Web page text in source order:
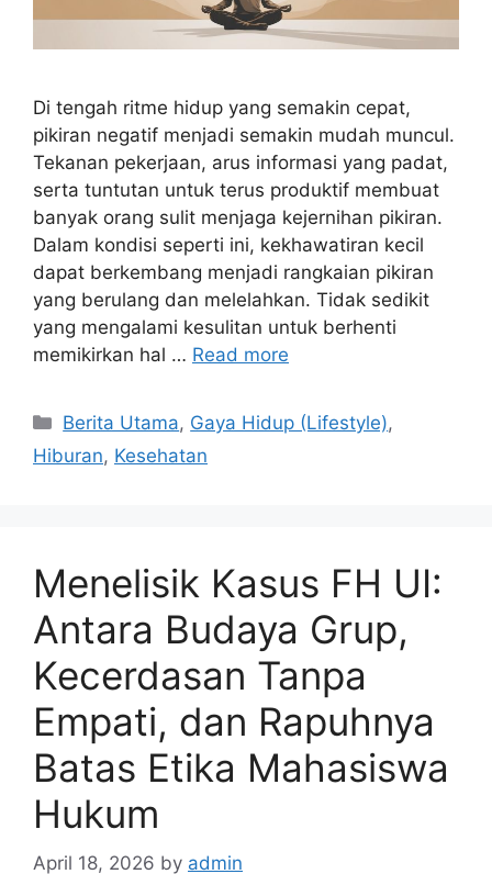
Di tengah ritme hidup yang semakin cepat,
pikiran negatif menjadi semakin mudah muncul.
Tekanan pekerjaan, arus informasi yang padat,
serta tuntutan untuk terus produktif membuat
banyak orang sulit menjaga kejernihan pikiran.
Dalam kondisi seperti ini, kekhawatiran kecil
dapat berkembang menjadi rangkaian pikiran
yang berulang dan melelahkan. Tidak sedikit
yang mengalami kesulitan untuk berhenti
memikirkan hal … Read more
C
a
r
e
s
Berita Utama, Gaya Hidup (Lifestyle),
Hiburan, Kesehatan
Menelisik Kasus FH UI:
Antara Budaya Grup,
Kecerdasan Tanpa
Empati, dan Rapuhnya
Batas Etika Mahasiswa
Hukum
April 18, 2026 by admin